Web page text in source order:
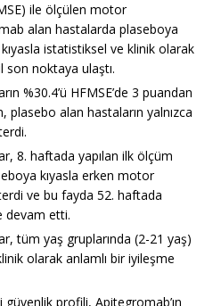
ile ölçülen motor
alan hastalarda plaseboya
istatistiksel ve klinik olarak
son noktaya ulaştı.
%30.4’ü HFMSE’de 3 puandan
alan hastaların yalnızca
8. haftada yapılan ilk ölçüm
kıyasla erken motor
ve bu fayda 52. haftada
devam etti.
tüm yaş gruplarında (2-21 yaş)
olarak anlamlı bir iyileşme
güvenlik profili, Apitegromab’ın